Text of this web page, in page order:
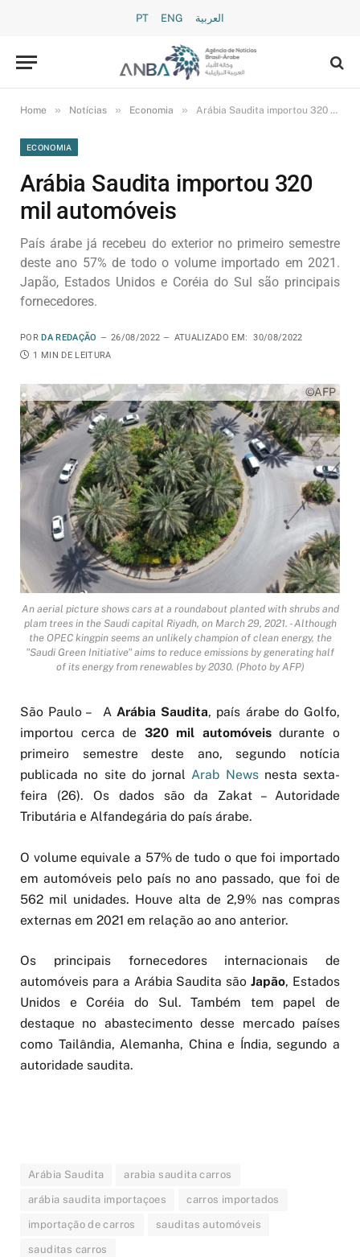
PT ENG العربية
Home » Notícias » Economia » Arábia Saudita importou 320 mil automóveis
ECONOMIA
Arábia Saudita importou 320
mil automóveis
País árabe já recebeu do exterior no primeiro semestre
deste ano 57% de todo o volume importado em 2021.
Japão, Estados Unidos e Coréia do Sul são principais
fornecedores.
POR DA REDAÇÃO 26/08/2022 ATUALIZADO EM:
30/08/2022
1 MIN DE LEITURA
©AFP
An aerial picture shows cars at a roundabout planted with shrubs and
plam trees in the Saudi capital Riyadh, on March 29, 2021. - Although
the OPEC kingpin seems an unlikely champion of clean energy, the
"Saudi Green Initiative" aims to reduce emissions by generating half
of its energy from renewables by 2030. (Photo by AFP)
São Paulo – A Arábia Saudita, país árabe do Golfo,
importou cerca de 320 mil automóveisdurante o
primeiro semestre deste ano, segundo notícia
publicada no site do jornalArab Newsnesta sexta-
feira (26). Os dados são da Zakat – Autoridade
Tributária e Alfandegária do país árabe.
O volume equivale a 57% de tudo o que foi importado
em automóveis pelo país no ano passado, que foi de
562 mil unidades. Houve alta de 2,9% nas compras
externas em 2021 em relação ao ano anterior.
Os principais fornecedores internacionais de
automóveis para a Arábia Saudita sãoJapão, Estados
Unidos e Coréia do Sul. Também tem papel de
destaque no abastecimento desse mercado países
como Tailândia, Alemanha, China e Índia, segundo a
autoridade saudita.
Arábia Saudita arabia saudita carros
arábia saudita importaçoes carros importados
importação de carros sauditas automóveis
sauditas carros